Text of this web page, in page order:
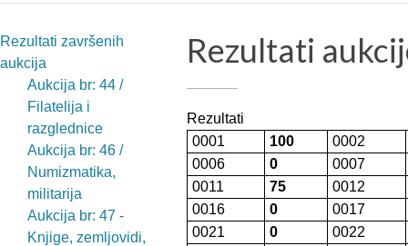
Rezultati završenih
aukcija
Aukcija br: 44 /
Filatelija i
razglednice
Aukcija br: 46 /
Numizmatika,
militarija
Aukcija br: 47 -
Knjige, zemljovidi,
Rezultati
Rezultati
0001
100
0002
0006
0
0007
0011
75
0012
0016
0
0017
0021
0
0022